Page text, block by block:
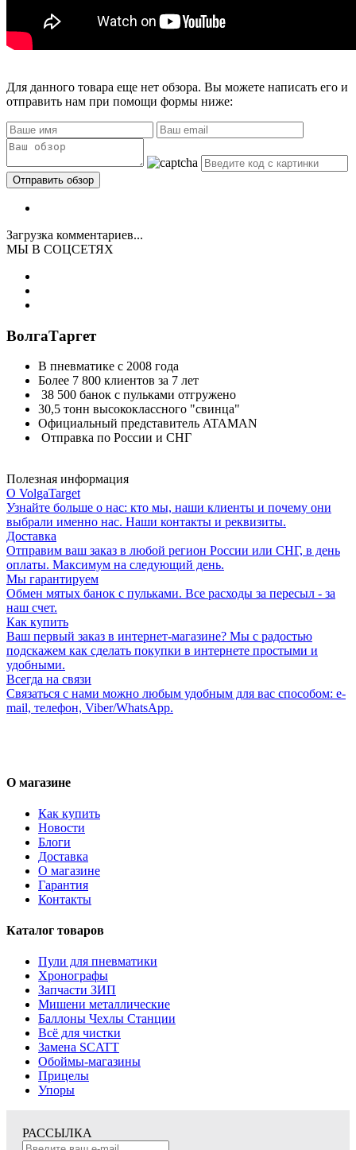
Для данного товара еще нет обзора. Вы можете написать его и
отправить нам при помощи формы ниже:
Загрузка комментариев...
МЫ В СОЦСЕТЯХ
ВолгаТаргет
В пневматике с 2008 года
Более 7 800 клиентов за 7 лет
38 500 банок с пульками отгружено
30,5 тонн высококлассного "свинца"
Официальный представитель ATAMAN
Отправка по России и СНГ
Полезная информация
О VolgaTarget
Узнайте больше о нас: кто мы, наши клиенты и почему они
выбрали именно нас. Наши контакты и реквизиты.
Доставка
Отправим ваш заказ в любой регион России или СНГ, в день
оплаты. Максимум на следующий день.
Мы гарантируем
Обмен мятых банок с пульками. Все расходы за пересыл - за
наш счет.
Как купить
Ваш первый заказ в интернет-магазине? Мы с радостью
подскажем как сделать покупки в интернете простыми и
удобными.
Всегда на связи
Связаться с нами можно любым удобным для вас способом: e-
mail, телефон, Viber/WhatsApp.
О магазине
Как купить
Новости
Блоги
Доставка
О магазине
Гарантия
Контакты
Каталог товаров
Пули для пневматики
Хронографы
Запчасти ЗИП
Мишени металлические
Баллоны Чехлы Станции
Всё для чистки
Замена SCATT
Обоймы-магазины
Прицелы
Упоры
РАССЫЛКА